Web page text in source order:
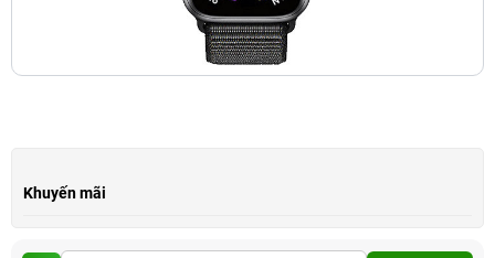
Khuyến mãi